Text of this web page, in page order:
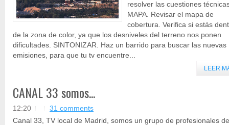
resolver las cuestiones
MAPA. Revisar el mapa de
cobertura. Verifica si estás
de la zona de color, ya que los desniveles del terreno nos ponen
dificultades. SINTONIZAR. Haz un barrido para buscar las nuevas
emisiones, para que tu tv encuentre...
LEER
CANAL 33 somos...
12:20
31 comments
Canal 33, TV local de Madrid, somos un grupo de profesionales